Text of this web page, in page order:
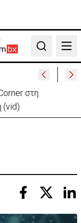
Search
– Νεκροί